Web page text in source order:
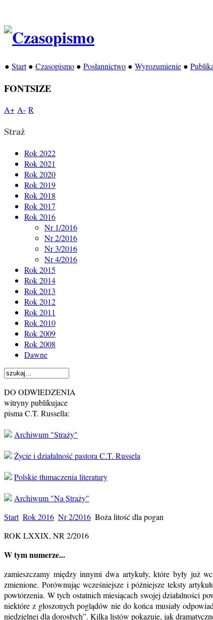
● Start● Czasopismo ● Posłannictwo ● Wyrozumienie ●
FONTSIZE
A+ A- R
Straż
Rok 2022
Rok 2021
Rok 2020
Rok 2019
Rok 2018
Rok 2017
Rok 2016
Nr 1/2016
Nr 2/2016
Nr 3/2016
Nr 4/2016
Rok 2015
Rok 2014
Rok 2013
Rok 2012
Rok 2011
Rok 2010
Rok 2009
Rok 2008
Dawne
DO ODWIEDZENIA
witryny publikujace
pisma C.T. Russella:
Archiwum "Straży"
Życie i działalność pastora C.T. Russela
Polskie tłumaczenia literatury
Archiwum "Na Straży"
Start Rok 2016 Nr 2/2016 Boża litość dla pogan
ROK LXXIX, NR 2/2016
W tym numerze...
zamieszczamy między innymi dwa artykuły, które były już
zmienione. Porównując wcześniejsze i późniejsze teksty
powtórzenia. W tych ostatnich miesiącach swojej działalności
niektóre z głoszonych poglądów nie do końca musiały
niedzielnej dla dorosłych”. Kilka listów pokazuje, jak